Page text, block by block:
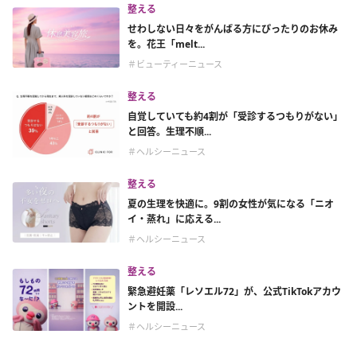
整える
せわしない日々をがんばる方にぴったりのお休み
を。花王「melt...
＃ビューティーニュース
整える
自覚していても約4割が「受診するつもりがない」
と回答。生理不順...
＃ヘルシーニュース
整える
夏の生理を快適に。9割の女性が気になる「ニオ
イ・蒸れ」に応える...
＃ヘルシーニュース
整える
緊急避妊薬「レソエル72」が、公式TikTokアカウ
ントを開設...
＃ヘルシーニュース